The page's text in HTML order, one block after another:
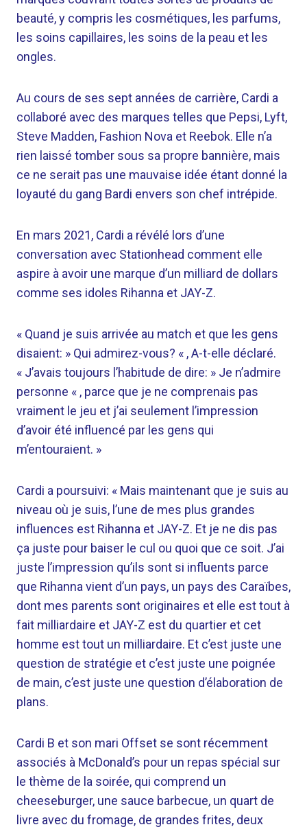
beauté, y compris les cosmétiques, les parfums,
les soins capillaires, les soins de la peau et les
ongles.
Au cours de ses sept années de carrière, Cardi a
collaboré avec des marques telles que Pepsi, Lyft,
Steve Madden, Fashion Nova et Reebok. Elle n’a
rien laissé tomber sous sa propre bannière, mais
ce ne serait pas une mauvaise idée étant donné la
loyauté du gang Bardi envers son chef intrépide.
En mars 2021, Cardi a révélé lors d’une
conversation avec Stationhead comment elle
aspire à avoir une marque d’un milliard de dollars
comme ses idoles Rihanna et JAY-Z.
« Quand je suis arrivée au match et que les gens
disaient: » Qui admirez-vous? « , A-t-elle déclaré.
« J’avais toujours l’habitude de dire: » Je n’admire
personne « , parce que je ne comprenais pas
vraiment le jeu et j’ai seulement l’impression
d’avoir été influencé par les gens qui
m’entouraient. »
Cardi a poursuivi: « Mais maintenant que je suis au
niveau où je suis, l’une de mes plus grandes
influences est Rihanna et JAY-Z. Et je ne dis pas
ça juste pour baiser le cul ou quoi que ce soit. J’ai
juste l’impression qu’ils sont si influents parce
que Rihanna vient d’un pays, un pays des Caraïbes,
dont mes parents sont originaires et elle est tout à
fait milliardaire et JAY-Z est du quartier et cet
homme est tout un milliardaire. Et c’est juste une
question de stratégie et c’est juste une poignée
de main, c’est juste une question d’élaboration de
plans.
Cardi B et son mari Offset se sont récemment
associés à McDonald’s pour un repas spécial sur
le thème de la soirée, qui comprend un
cheeseburger, une sauce barbecue, un quart de
livre avec du fromage, de grandes frites, deux